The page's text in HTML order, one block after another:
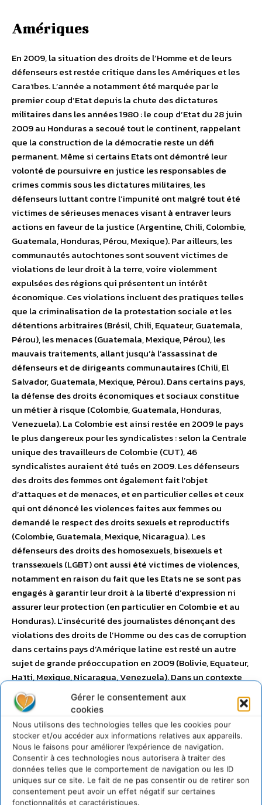
Gérer le consentement aux
cookies
Nous utilisons des technologies telles que les cookies pour
stocker et/ou accéder aux informations relatives aux appareils.
Nous le faisons pour améliorer l’expérience de navigation.
Consentir à ces technologies nous autorisera à traiter des
données telles que le comportement de navigation ou les ID
uniques sur ce site. Le fait de ne pas consentir ou de retirer son
consentement peut avoir un effet négatif sur certaines
fonctionnalités et caractéristiques.
Amériques
En 2009, la situation des droits de l’Homme et de leurs
défenseurs est restée critique dans les Amériques et les
Caraïbes. L’année a notamment été marquée par le
premier coup d’Etat depuis la chute des dictatures
militaires dans les années 1980 : le coup d’Etat du 28 juin
2009 au Honduras a secoué tout le continent, rappelant
que la construction de la démocratie reste un défi
permanent. Même si certains Etats ont démontré leur
volonté de poursuivre en justice les responsables de
crimes commis sous les dictatures militaires, les
défenseurs luttant contre l’impunité ont malgré tout été
victimes de sérieuses menaces visant à entraver leurs
actions en faveur de la justice (Argentine, Chili, Colombie,
Guatemala, Honduras, Pérou, Mexique). Par ailleurs, les
communautés autochtones sont souvent victimes de
violations de leur droit à la terre, voire violemment
expulsées des régions qui présentent un intérêt
économique. Ces violations incluent des pratiques telles
que la criminalisation de la protestation sociale et les
détentions arbitraires (Brésil, Chili, Equateur, Guatemala,
Pérou), les menaces (Guatemala, Mexique, Pérou), les
mauvais traitements, allant jusqu’à l’assassinat de
défenseurs et de dirigeants communautaires (Chili, El
Salvador, Guatemala, Mexique, Pérou). Dans certains pays,
la défense des droits économiques et sociaux constitue
un métier à risque (Colombie, Guatemala, Honduras,
Venezuela). La Colombie est ainsi restée en 2009 le pays
le plus dangereux pour les syndicalistes : selon la Centrale
unique des travailleurs de Colombie (CUT), 46
syndicalistes auraient été tués en 2009. Les défenseurs
des droits des femmes ont également fait l’objet
d’attaques et de menaces, et en particulier celles et ceux
qui ont dénoncé les violences faites aux femmes ou
demandé le respect des droits sexuels et reproductifs
(Colombie, Guatemala, Mexique, Nicaragua). Les
défenseurs des droits des homosexuels, bisexuels et
transsexuels (LGBT) ont aussi été victimes de violences,
notamment en raison du fait que les Etats ne se sont pas
engagés à garantir leur droit à la liberté d’expression ni
assurer leur protection (en particulier en Colombie et au
Honduras). L’insécurité des journalistes dénonçant des
violations des droits de l’Homme ou des cas de corruption
dans certains pays d’Amérique latine est resté un autre
sujet de grande préoccupation en 2009 (Bolivie, Equateur,
Haïti, Mexique, Nicaragua, Venezuela). Dans un contexte
de militarisation croissante, les défenseurs des droits de
l’Homme qui ont dénoncé les procédés arbitraires et les
abus de la police et des militaires ainsi que l’existence et
les agissements de forces de sécurité en marge de la loi
ont continué d’être la cible de menaces graves (Brésil,
Colombie, Guatemala, Honduras, Mexique). – Téléchargez
le rapport consacré aux Amériques (PDF – 806.5 ko)en
cliquant ici.